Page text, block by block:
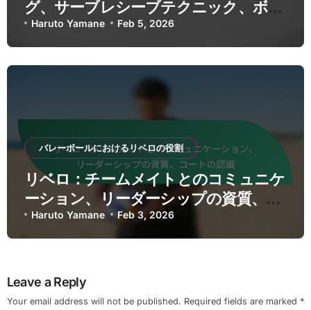
グ、サーブレシーブテクニック、ボー
ルコントロール
Haruto Yamane Feb 5, 2026
バレーボールにおけるリベロの役割
リベロ：チームメイトとのコミュニケ
ーション、リーダーシップの資質、コ
ートの認識
Haruto Yamane Feb 3, 2026
Leave a Reply
Your email address will not be published. Required fields are marked *